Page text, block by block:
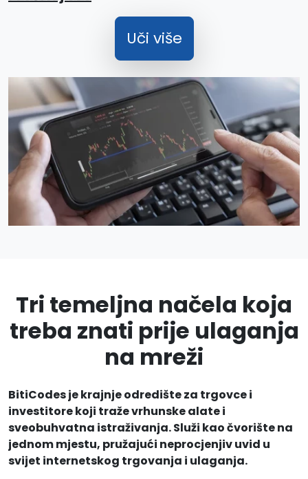
Uči više
Tri temeljna načela koja
treba znati prije ulaganja
na mreži
BitiCodes je krajnje odredište za trgovce i
investitore koji traže vrhunske alate i
sveobuhvatna istraživanja. Služi kao čvorište na
jednom mjestu, pružajući neprocjenjiv uvid u
svijet internetskog trgovanja i ulaganja.